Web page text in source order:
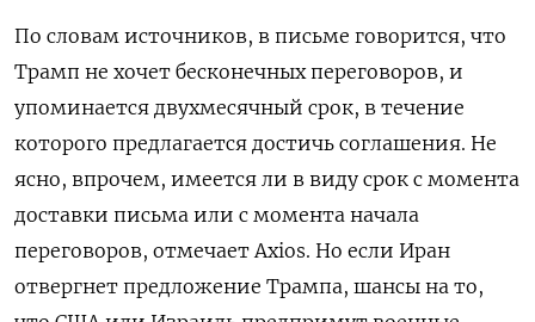
По словам источников, в письме говорится, что
Трамп не хочет бесконечных переговоров, и
упоминается двухмесячный срок, в течение
которого предлагается достичь соглашения. Не
ясно, впрочем, имеется ли в виду срок с момента
доставки письма или с момента начала
переговоров, отмечает Axios. Но если Иран
отвергнет предложение Трампа, шансы на то,